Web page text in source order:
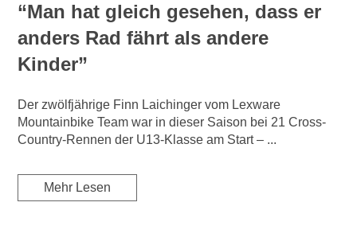
“Man hat gleich gesehen, dass er
anders Rad fährt als andere
Kinder”
Der zwölfjährige Finn Laichinger vom Lexware
Mountainbike Team war in dieser Saison bei 21 Cross-
Country-Rennen der U13-Klasse am Start – ...
Mehr Lesen